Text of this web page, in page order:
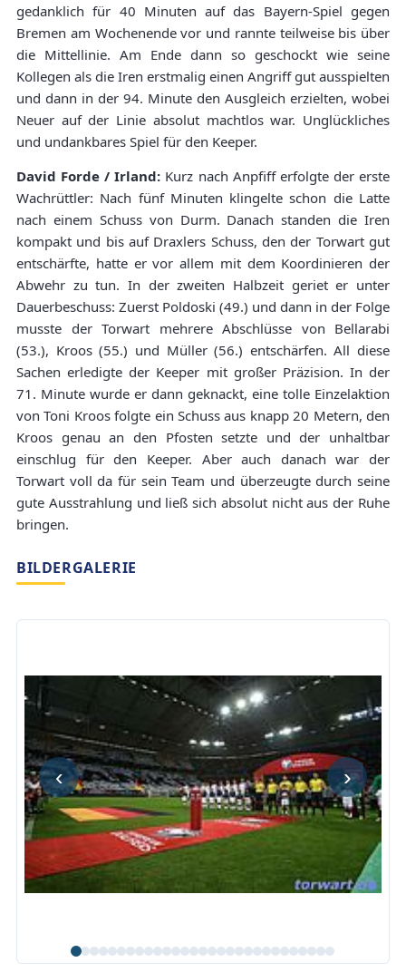
gedanklich für 40 Minuten auf das Bayern-Spiel gegen
Bremen am Wochenende vor und rannte teilweise bis über
die Mittellinie. Am Ende dann so geschockt wie seine
Kollegen als die Iren erstmalig einen Angriff gut ausspielten
und dann in der 94. Minute den Ausgleich erzielten, wobei
Neuer auf der Linie absolut machtlos war. Unglückliches
und undankbares Spiel für den Keeper.
David Forde / Irland: Kurz nach Anpfiff erfolgte der erste
Wachrüttler: Nach fünf Minuten klingelte schon die Latte
nach einem Schuss von Durm. Danach standen die Iren
kompakt und bis auf Draxlers Schuss, den der Torwart gut
entschärfte, hatte er vor allem mit dem Koordinieren der
Abwehr zu tun. In der zweiten Halbzeit geriet er unter
Dauerbeschuss: Zuerst Poldoski (49.) und dann in der Folge
musste der Torwart mehrere Abschlüsse von Bellarabi
(53.), Kroos (55.) und Müller (56.) entschärfen. All diese
Sachen erledigte der Keeper mit großer Präzision. In der
71. Minute wurde er dann geknackt, eine tolle Einzelaktion
von Toni Kroos folgte ein Schuss aus knapp 20 Metern, den
Kroos genau an den Pfosten setzte und der unhaltbar
einschlug für den Keeper. Aber auch danach war der
Torwart voll da für sein Team und überzeugte durch seine
gute Ausstrahlung und ließ sich absolut nicht aus der Ruhe
bringen.
BILDERGALERIE
‹ ›